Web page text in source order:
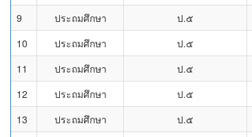
9
ประถมศึกษา ป.๕
10
ประถมศึกษา ป.๕
11
ประถมศึกษา ป.๕
12
ประถมศึกษา ป.๕
13
ประถมศึกษา ป.๕